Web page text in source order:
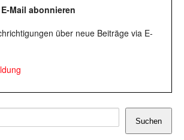
Mail abonnieren
über neue Beiträge via E-
Suchen